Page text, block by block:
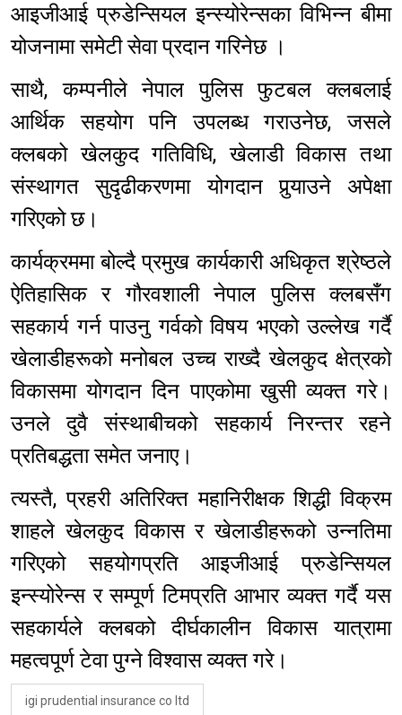
आइजीआई प्रुडेन्सियल इन्स्योरेन्सका विभिन्न बीमा
योजनामा समेटी सेवा प्रदान गरिनेछ ।
साथै, कम्पनीले नेपाल पुलिस फुटबल क्लबलाई
आर्थिक सहयोग पनि उपलब्ध गराउनेछ, जसले
क्लबको खेलकुद गतिविधि, खेलाडी विकास तथा
संस्थागत सुदृढीकरणमा योगदान पुर्‍याउने अपेक्षा
गरिएको छ।
कार्यक्रममा बोल्दै प्रमुख कार्यकारी अधिकृत श्रेष्ठले
ऐतिहासिक र गौरवशाली नेपाल पुलिस क्लबसँग
सहकार्य गर्न पाउनु गर्वको विषय भएको उल्लेख गर्दै
खेलाडीहरूको मनोबल उच्च राख्दै खेलकुद क्षेत्रको
विकासमा योगदान दिन पाएकोमा खुसी व्यक्त गरे।
उनले दुवै संस्थाबीचको सहकार्य निरन्तर रहने
प्रतिबद्धता समेत जनाए।
त्यस्तै, प्रहरी अतिरिक्त महानिरीक्षक शिद्धी विक्रम
शाहले खेलकुद विकास र खेलाडीहरूको उन्नतिमा
गरिएको सहयोगप्रति आइजीआई प्रुडेन्सियल
इन्स्योरेन्स र सम्पूर्ण टिमप्रति आभार व्यक्त गर्दै यस
सहकार्यले क्लबको दीर्घकालीन विकास यात्रामा
महत्वपूर्ण टेवा पुग्ने विश्वास व्यक्त गरे।
igi prudential insurance co ltd